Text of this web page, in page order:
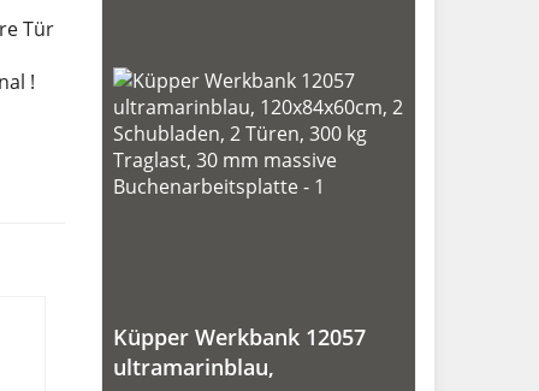
Tür
!
Küpper Werkbank 12057
ultramarinblau,